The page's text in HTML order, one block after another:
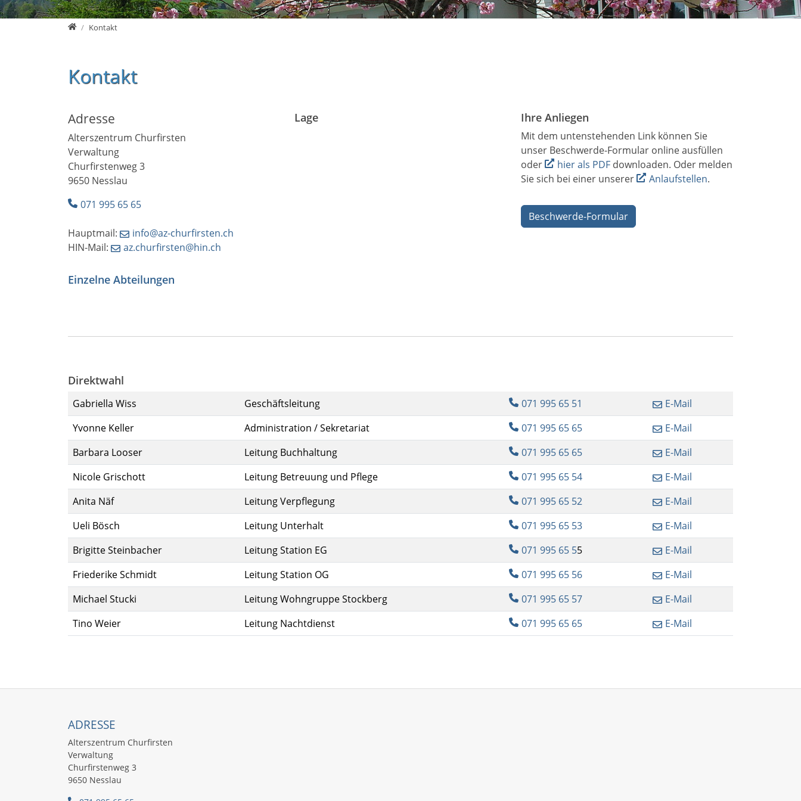
rootKontakt
Kontakt
Adresse
Alterszentrum Churfirsten
Verwaltung
Churfirstenweg 3
9650 Nesslau
071 995 65 65
Hauptmail:
info@az-churfirsten.ch
HIN-Mail:
az.churfirsten@hin.ch
Einzelne Abteilungen
Lage Ihre Anliegen
Mit dem untenstehenden Link können Sie
unser Beschwerde-Formular online ausfüllen
oder
hier als PDFdownloaden. Oder melden
Sie sich bei einer unserer
Anlaufstellen.
Beschwerde-Formular
Direktwahl
Gabriella Wiss Geschäftsleitung 071 995 65 51
E-Mail
Yvonne Keller
Administration / Sekretariat 071 995 65 65
E-Mail
Barbara Looser
Leitung Buchhaltung 071 995 65 65
E-Mail
Nicole Grischott
Leitung Betreuung und Pflege 071 995 65 54
E-Mail
Anita Näf
Leitung Verpflegung 071 995 65 52
E-Mail
Ueli Bösch
Leitung Unterhalt 071 995 65 53
E-Mail
Brigitte Steinbacher
Leitung Station EG 071 995 65 55
E-Mail
Friederike Schmidt
Leitung Station OG 071 995 65 56
E-Mail
Michael Stucki
Leitung Wohngruppe Stockberg 071 995 65 57
E-Mail
Tino Weier
Leitung Nachtdienst 071 995 65 65 E-Mail
ADRESSE
Alterszentrum Churfirsten
Verwaltung
Churfirstenweg 3
9650 Nesslau